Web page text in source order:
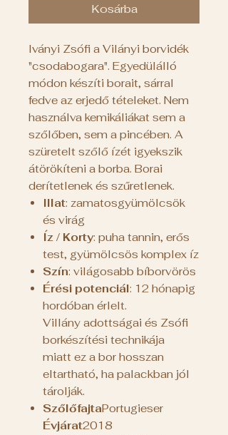
Kosárba
Iványi Zsófi a Vilányi borvidék
"csodabogara". Egyedülálló
módon készíti borait, sárral
fedve az erjedő tételeket. Nem
használva kemikáliákat sem a
szőlőben, sem a pincében. A
szüretelt szőlő ízét igyekszik
átörökíteni a borba. Borai
derítetlenek és szűretlenek.
Illat: zamatosgyümölcsök
és virág
Íz / Korty: puha tannin, erős
test, gyümölcsös komplex íz
Szín: világosabb bíborvörös
Érési potenciál: 12 hónapig
hordóban érlelt.
Villány adottságai és Zsófi
borkészítési technikája
miatt ez a bor hosszan
eltartható, ha palackban jól
tárolják.
SzőlőfajtaPortugieser
Évjárat2018